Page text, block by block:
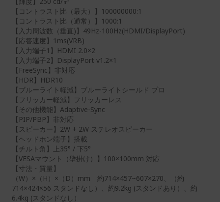
【コントラスト比（最大）】100000000:1
【コントラスト比（通常）】1000:1
【入力周波数（垂直)】49Hz-100Hz(HDMI/DisplayPort)
【応答速度】1ms(VRB)
【入力端子1】HDMI 2.0×2
【入力端子2】DisplayPort v1.2×1
【FreeSync】非対応
【HDR】HDR10
【ブルーライト軽減】ブルーライトシールド プロ
【フリッカー軽減】フリッカーレス
【その他機能】Adaptive-Sync
【PIP/PBP】非対応
【スピーカー】2W + 2W ステレオスピーカー
【ヘッドホン端子】搭載
【チルト角】上35° / 下5°
【VESAマウント（壁掛け）】100×100mm 対応
【寸法・質量】
（W）×（H）×（D）mm 約714×457~607×270、（約
714×424×56 スタンドなし）、約9.2kg (スタンドあり）、約
6.4kg (スタンドなし）